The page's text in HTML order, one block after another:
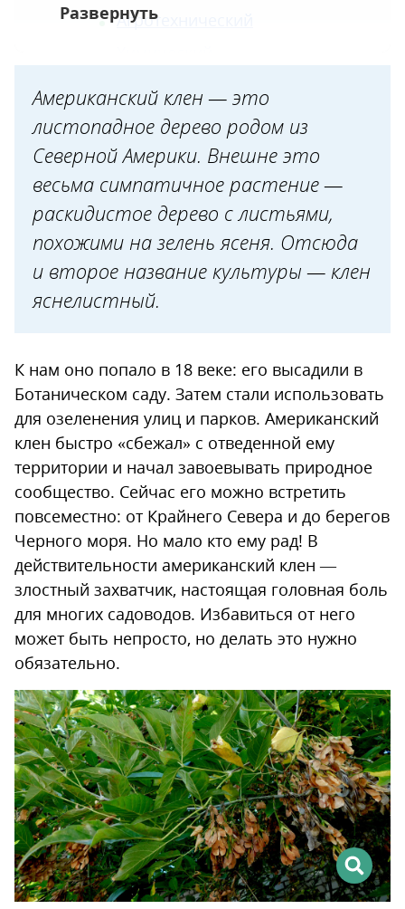
Агротехнический
Народные средства
Американский клен — это
листопадное дерево родом из
Северной Америки. Внешне это
весьма симпатичное растение —
раскидистое дерево с листьями,
похожими на зелень ясеня. Отсюда
и второе название культуры — клен
яснелистный.
К нам оно попало в 18 веке: его высадили в
Ботаническом саду. Затем стали использовать
для озеленения улиц и парков. Американский
клен быстро «сбежал» с отведенной ему
территории и начал завоевывать природное
сообщество. Сейчас его можно встретить
повсеместно: от Крайнего Севера и до берегов
Черного моря. Но мало кто ему рад! В
действительности американский клен —
злостный захватчик, настоящая головная боль
для многих садоводов. Избавиться от него
может быть непросто, но делать это нужно
обязательно.